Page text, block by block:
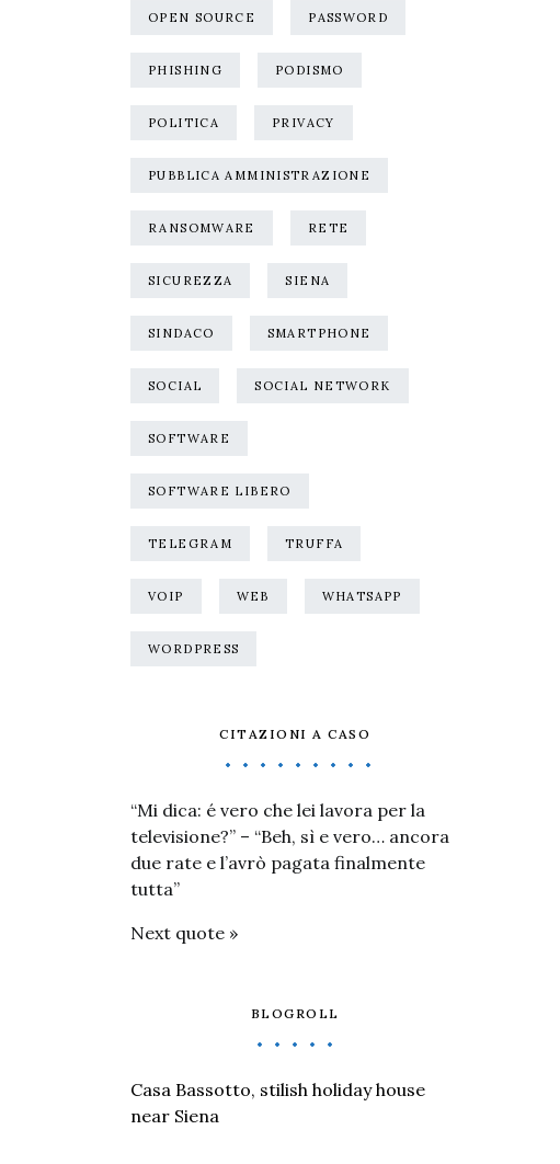
OPEN SOURCE PASSWORD
PHISHING PODISMO
POLITICA PRIVACY
PUBBLICA AMMINISTRAZIONE
RANSOMWARE RETE
SICUREZZA SIENA
SINDACO SMARTPHONE
SOCIAL SOCIAL NETWORK
SOFTWARE
SOFTWARE LIBERO
TELEGRAM TRUFFA
VOIP WEB WHATSAPP
WORDPRESS
CITAZIONI A CASO
“Mi dica: é vero che lei lavora per la
televisione?” – “Beh, sì e vero… ancora
due rate e l’avrò pagata finalmente
tutta”
Next quote »
BLOGROLL
Casa Bassotto, stilish holiday house
near Siena